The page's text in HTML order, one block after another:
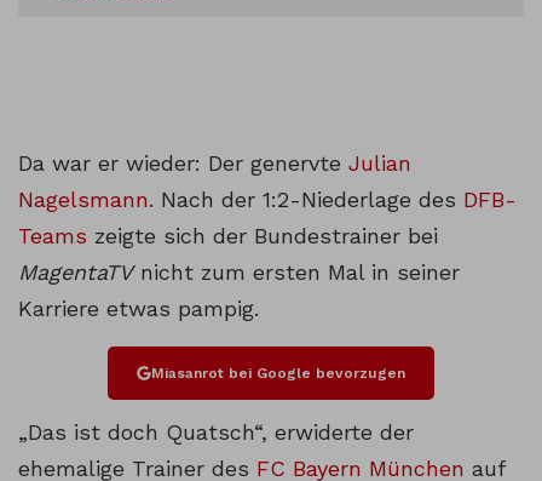
Da war er wieder: Der genervte Julian
Nagelsmann. Nach der 1:2-Niederlage des DFB-
Teams zeigte sich der Bundestrainer bei
MagentaTVnicht zum ersten Mal in seiner
Karriere etwas pampig.
Miasanrot bei Google bevorzugen
„Das ist doch Quatsch“, erwiderte der
ehemalige Trainer des FC Bayern München auf